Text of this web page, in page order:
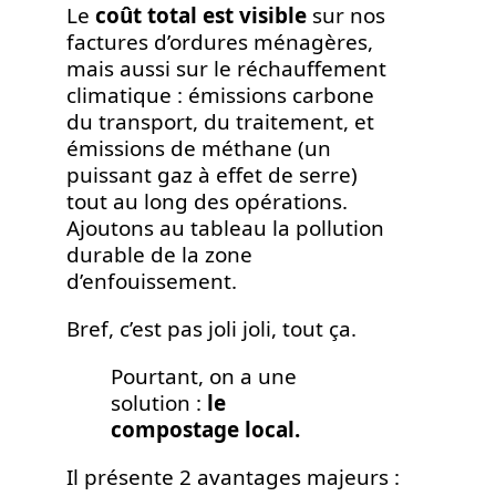
Le coût total est visible sur nos
factures d’ordures ménagères,
mais aussi sur le réchauffement
climatique : émissions carbone
du transport, du traitement, et
émissions de méthane (un
puissant gaz à effet de serre)
tout au long des opérations.
Ajoutons au tableau la pollution
durable de la zone
d’enfouissement.
Bref, c’est pas joli joli, tout ça.
Pourtant, on a une
solution : le
compostage local.
Il présente 2 avantages majeurs :